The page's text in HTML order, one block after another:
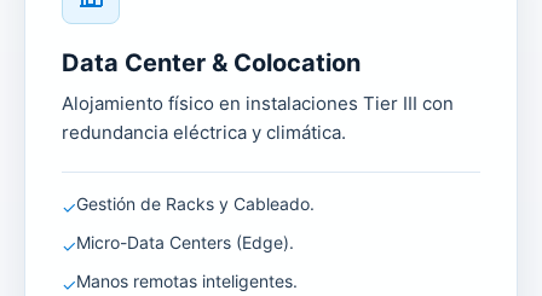
Data Center & Colocation
Alojamiento físico en instalaciones Tier III con
redundancia eléctrica y climática.
✓Gestión de Racks y Cableado.
✓Micro-Data Centers (Edge).
✓Manos remotas inteligentes.